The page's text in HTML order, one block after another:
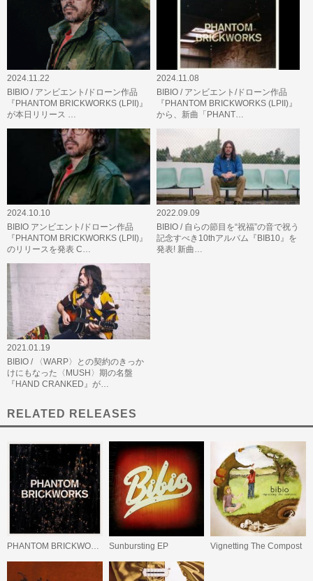
2024.11.22
BIBIO / アンビエント/ドローン作品
『PHANTOM BRICKWORKS (LPII)』
が本日リリース …
2024.11.08
BIBIO / アンビエント/ドローン作品
『PHANTOM BRICKWORKS (LPII)』
から、新曲「PHANT…
2024.10.10
BIBIO アンビエント/ドローン作品
『PHANTOM BRICKWORKS (LPII)』
のリリースを発表 C…
2022.09.09
BIBIO / 自らの節目を“祝福”の音で祝う
記念すべき10thアルバム『BIB10』を
発表! 新曲…
2021.01.19
BIBIO / 〈WARP〉との契約のきっか
けにもなった〈MUSH〉期の名盤
『HAND CRANKED』が…
RELATED RELEASES
PHANTOM BRICKWORKS (LP II) Sunbursting EP Vignetting The Compost